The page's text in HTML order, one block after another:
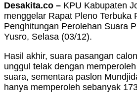
Desakita.co – KPU Kabupaten
menggelar Rapat Pleno Terbuka
Penghitungan Perolehan Suara
Yusro, Selasa (03/12).
Hasil akhir, suara pasangan
unggul telak dengan
suara, sementara paslon
hanya memperoleh sebanyak